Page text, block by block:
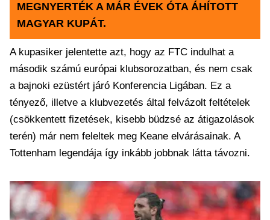
MEGNYERTÉK A MÁR ÉVEK ÓTA ÁHÍTOTT
MAGYAR KUPÁT.
A kupasiker jelentette azt, hogy az FTC indulhat a
második számú európai klubsorozatban, és nem csak
a bajnoki ezüstért járó Konferencia Ligában. Ez a
tényező, illetve a klubvezetés által felvázolt feltételek
(csökkentett fizetések, kisebb büdzsé az átigazolások
terén) már nem feleltek meg Keane elvárásainak. A
Tottenham legendája így inkább jobbnak látta távozni.